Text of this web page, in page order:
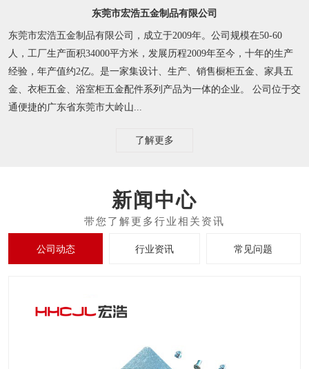
东莞市宏浩五金制品有限公司
东莞市宏浩五金制品有限公司，成立于2009年。公司规模在50-60
人，工厂生产面积34000平方米，发展历程2009年至今，十年的生产
经验，年产值约2亿。是一家集设计、生产、销售橱柜五金、家具五
金、衣柜五金、浴室柜五金配件系列产品为一体的企业。 公司位于交
通便捷的广东省东莞市大岭山...
了解更多
新闻中心
公司动态 行业资讯 常见问题